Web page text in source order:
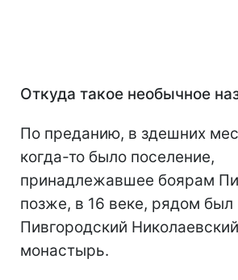
Откуда такое необычное
По преданию, в здешних
когда-то было поселение,
принадлежавшее боярам
позже, в 16 веке, рядом был
Пивгородский Николаевский
монастырь.